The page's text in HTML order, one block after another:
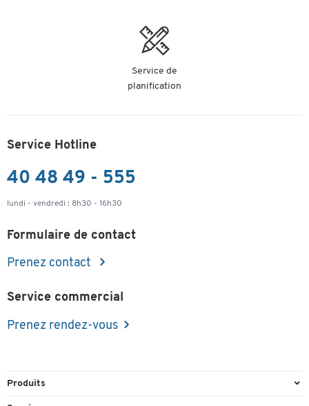
Service de
planification
Service Hotline
40 48 49 - 555
lundi - vendredi : 8h30 - 16h30
Formulaire de contact
Prenez contact
Service commercial
Prenez rendez-vous
Produits
Emballage et expédition